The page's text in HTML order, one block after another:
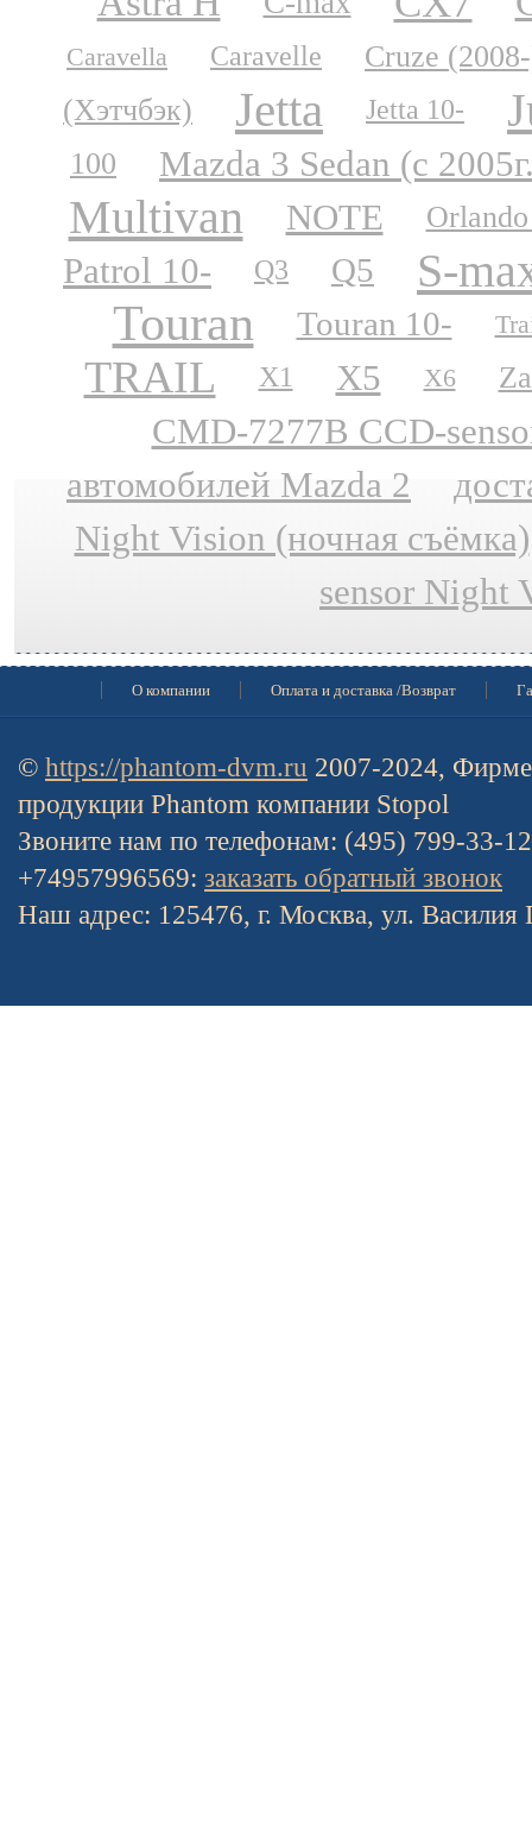
Caravella Caravelle
Cruze
(Хэтчбэк)
Jetta Jetta 10-
100 Mazda 3 Sedan (с
Multivan NOTE
Patrol 10- Q3 Q5 S-
Touran Touran 10-
TRAIL X1 X5 X6
CMD-7277B CCD-
автомобилей Mazda 2
Night Vision (ночная съёмка)
sensor Night
О компании Оплата и доставка /Возврат
© https://phantom-dvm.ru 2007-2024,
продукции Phantom компании Stopol
Звоните нам по телефонам: (495) 799-33-
+74957996569: заказать обратный звонок
Наш адрес: 125476, г. Москва, ул. Василия